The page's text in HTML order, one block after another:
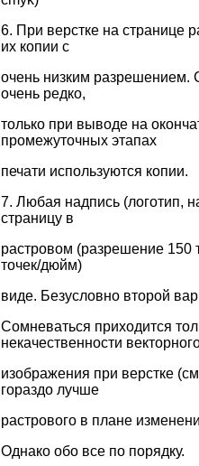
6. При верстке на странице
их копии с
очень низким разрешением.
очень редко,
только при выводе на
промежуточных этапах
печати используются копии.
7. Любая надпись (логотип,
страницу в
растровом (разрешение 150
точек/дюйм)
виде. Безусловно второй
Сомневаться приходится
некачественности
изображения при верстке
гораздо лучше
растрового в плане
Однако обо все по порядку.